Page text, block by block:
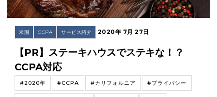
米国 CCPA サービス紹介 2020年 7月 27日
【PR】ステーキハウスでステキな！？
CCPA対応
#2020年 #CCPA #カリフォルニア #プライバシー